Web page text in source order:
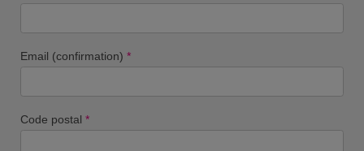
Email (confirmation) *
Code postal *